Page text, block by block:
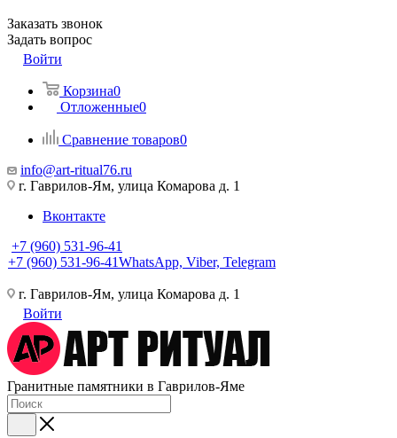
Заказать звонок
Задать вопрос
Войти
Корзина0
Отложенные0
Сравнение товаров0
info@art-ritual76.ru
г. Гаврилов-Ям, улица Комарова д. 1
Вконтакте
+7 (960) 531-96-41
+7 (960) 531-96-41WhatsApp, Viber, Telegram
г. Гаврилов-Ям, улица Комарова д. 1
Войти
Гранитные памятники в Гаврилов-Яме